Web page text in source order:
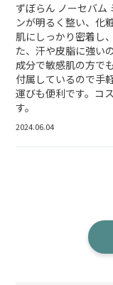
ずぼらん ノーセバム
ンが明るく整い、化
肌にしっかり密着し
た、汗や皮脂に強い
成分で敏感肌の方で
付属しているので手
運びも便利です。コ
す。
2024.06.04